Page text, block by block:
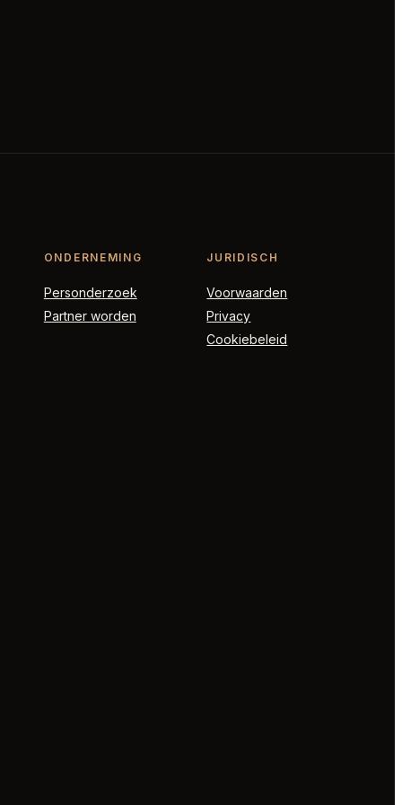
ONDERNEMING
Personderzoek
Partner worden
JURIDISCH
Voorwaarden
Privacy
Cookiebeleid